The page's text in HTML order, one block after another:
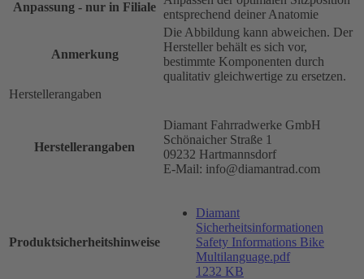
Anpassung - nur in Filiale
entsprechend deiner Anatomie
Anmerkung
Die Abbildung kann abweichen. Der
Hersteller behält es sich vor,
bestimmte Komponenten durch
qualitativ gleichwertige zu ersetzen.
Herstellerangaben
Herstellerangaben
Diamant Fahrradwerke GmbH
Schönaicher Straße 1
09232 Hartmannsdorf
E-Mail: info@diamantrad.com
Produktsicherheitshinweise
Diamant
Sicherheitsinformationen
Safety Informations Bike
Multilanguage.pdf
1232 KB